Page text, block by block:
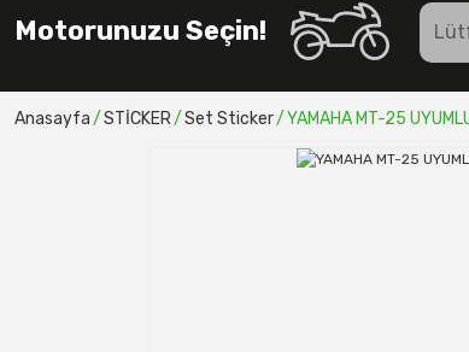
Motorunuzu Seçin!
Anasayfa STİCKER Set Sticker YAMAHA MT-25